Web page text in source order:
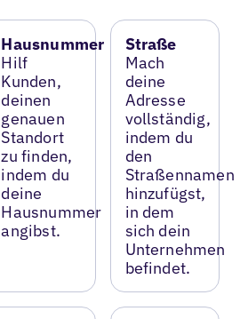
Hausnummer
Hilf
Kunden,
deinen
genauen
Standort
zu finden,
indem du
deine
Hausnummer
angibst.
Straße
Mach
deine
Adresse
vollständig,
indem du
den
Straßennamen
hinzufügst,
in dem
sich dein
Unternehmen
befindet.